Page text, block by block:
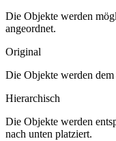
Die Objekte werden
angeordnet.
Original
Die Objekte werden
Hierarchisch
Die Objekte werden
nach unten platziert.